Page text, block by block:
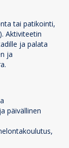
tai patikointi,
Aktiviteetin
ja palata
ja
päivällinen